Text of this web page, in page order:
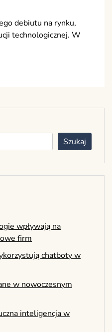
debiutu na rynku,
technologicznej. W
Szukaj
wpływają na
firm
chatboty w
w nowoczesnym
inteligencja w